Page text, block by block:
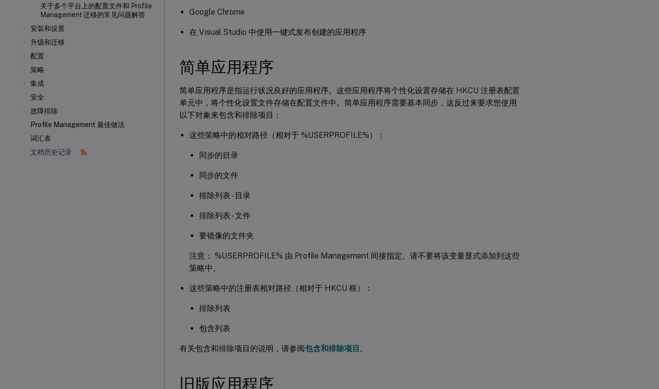
关于多个平台上的配置文件和 Profile
Management 迁移的常见问题解答
安装和设置
升级和迁移
配置
策略
集成
安全
故障排除
Profile Management 最佳做法
词汇表
文档历史记录
Google Chrome
在 Visual Studio 中使用一键式发布创建的应用程序
简单应用程序
简单应用程序是指运行状况良好的应用程序。这些应用程序将个性化设置存储在 HKCU 注册表配置
单元中，将个性化设置文件存储在配置文件中。简单应用程序需要基本同步，这反过来要求您使用
以下对象来包含和排除项目：
这些策略中的相对路径（相对于 %USERPROFILE%）：
同步的目录
同步的文件
排除列表 - 目录
排除列表 - 文件
要镜像的文件夹
注意： %USERPROFILE% 由 Profile Management 间接指定。请不要将该变量显式添加到这些
策略中。
这些策略中的注册表相对路径（相对于 HKCU 根）：
排除列表
包含列表
有关包含和排除项目的说明，请参阅包含和排除项目 。
旧版应用程序